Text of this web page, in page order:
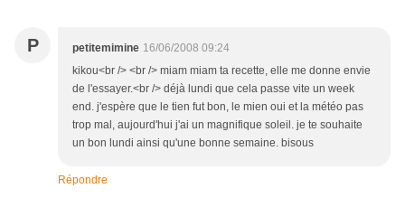
P petitemimine 16/06/2008 09:24
kikou<br /> <br /> miam miam ta recette, elle me donne envie
de l'essayer.<br /> déjà lundi que cela passe vite un week
end. j'espère que le tien fut bon, le mien oui et la météo pas
trop mal, aujourd'hui j'ai un magnifique soleil. je te souhaite
un bon lundi ainsi qu'une bonne semaine. bisous
Répondre